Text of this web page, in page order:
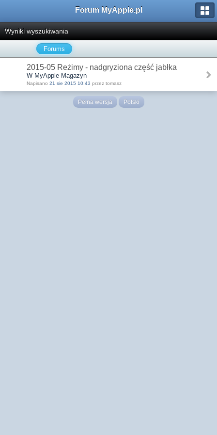
Forum MyApple.pl
Wyniki wyszukiwania
Forums
2015-05 Reżimy - nadgryziona część jabłka
W MyApple Magazyn
Napisano 21 sie 2015 10:43 przez tomasz
Pełna wersja Polski